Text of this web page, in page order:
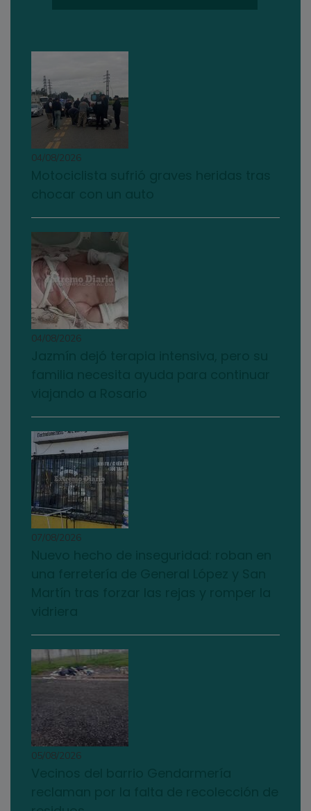
04/08/2026
04/08/2026
07/08/2026
05/08/2026